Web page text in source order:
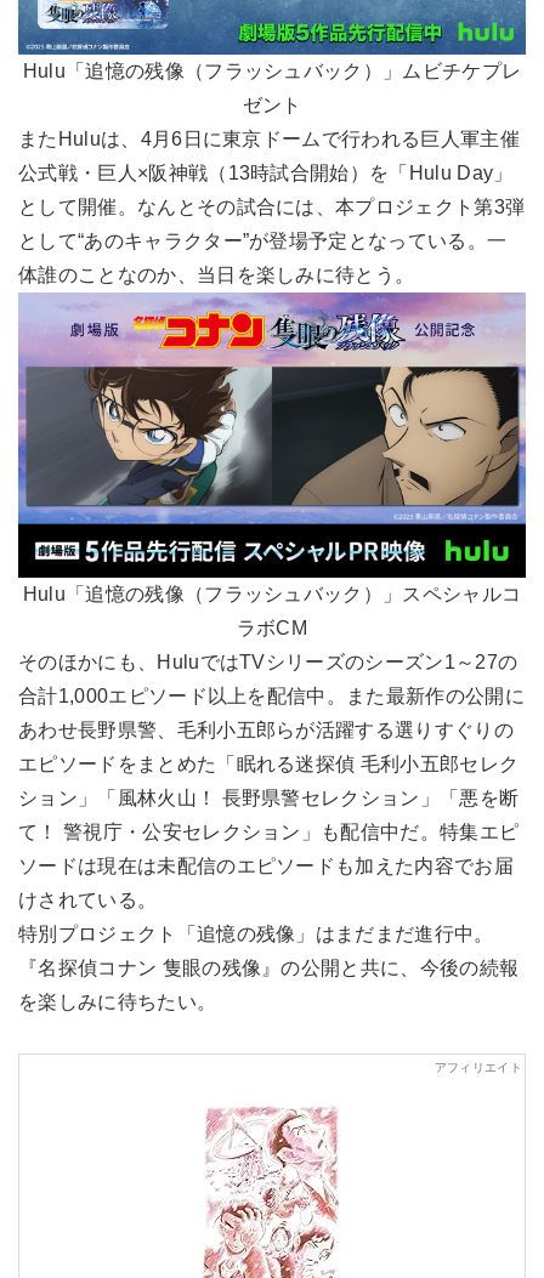
Hulu「追憶の残像（フラッシュバック）」ムビチケプレ
ゼント
またHuluは、4月6日に東京ドームで行われる巨人軍主催
公式戦・巨人×阪神戦（13時試合開始）を「Hulu Day」
として開催。なんとその試合には、本プロジェクト第3弾
として“あのキャラクター”が登場予定となっている。一
体誰のことなのか、当日を楽しみに待とう。
Hulu「追憶の残像（フラッシュバック）」スペシャルコ
ラボCM
そのほかにも、HuluではTVシリーズのシーズン1～27の
合計1,000エピソード以上を配信中。また最新作の公開に
あわせ長野県警、毛利小五郎らが活躍する選りすぐりの
エピソードをまとめた「眠れる迷探偵 毛利小五郎セレク
ション」「風林火山！ 長野県警セレクション」「悪を断
て！ 警視庁・公安セレクション」も配信中だ。特集エピ
ソードは現在は未配信のエピソードも加えた内容でお届
けされている。
特別プロジェクト「追憶の残像」はまだまだ進行中。
『名探偵コナン 隻眼の残像』の公開と共に、今後の続報
を楽しみに待ちたい。